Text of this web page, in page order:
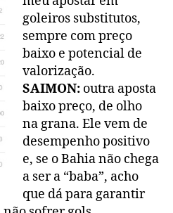
goleiros substitutos,
sempre com preço
baixo e potencial de
valorização.
SAIMON: outra aposta
baixo preço, de olho
na grana. Ele vem de
desempenho positivo
e, se o Bahia não chega
a ser a “baba”, acho
que dá para garantir